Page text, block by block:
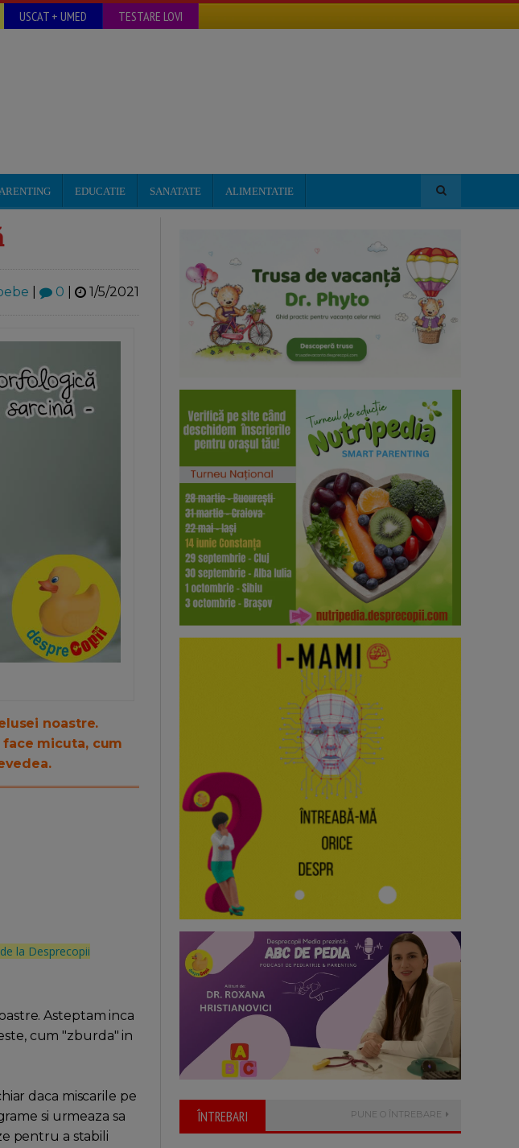
USCAT + UMED TESTARE LOVI
EDUCATIE SANATATE ALIMENTATIE
0 1/5/2021
noastre.
micuta, cum
la Desprecopii
Asteptam inca
cum "zburda" in
daca miscarile pe
si urmeaza sa
pentru a stabili
ÎNTREBARI PUNE O ÎNTREBARE